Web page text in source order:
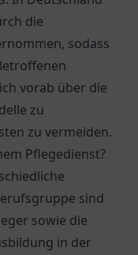
die
sodass
vorab über die
zu
zu vermeiden.
Pflegedienst?
sind
sowie die
in der